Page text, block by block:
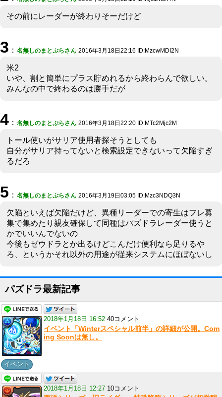
その前にレーダーが終わりそーだけど
3 ： 名無しのまとぷらさん 2016年3月18日22:16 ID:MzcwMDI2N
米2
いや、割と簡単にプラス貯めれるから終わらんで欲しい。
みんなの中で終わるのは勝手だが
4 ： 名無しのまとぷらさん 2016年3月18日22:20 ID:MTc2Mjc2M
トール使いがサリア使用者探そうとしても
自分がサリア持ってないと検索設定できないって欠陥すぎ
るだろ
5 ： 名無しのまとぷらさん 2016年3月19日03:05 ID:Mzc3NDQ3N
欠陥といえば欠陥だけど、異種リーダーでの寄生はフレ募
集で集めたり親友確保して同種はパズドラレーダー使うと
かでいいんでないの
今後もゼウドラとか出るけどこんだけ便利なら足りるや
ろ、というかそれ以外の用途が従来システムにほぼないし
パズドラ最新記事
2018年1月18日 16:52 40コメント
イベント「Winterスペシャル前半」の詳細が公開。Com
ing Soonは無し。
イベント
2018年1月18日 12:27 10コメント